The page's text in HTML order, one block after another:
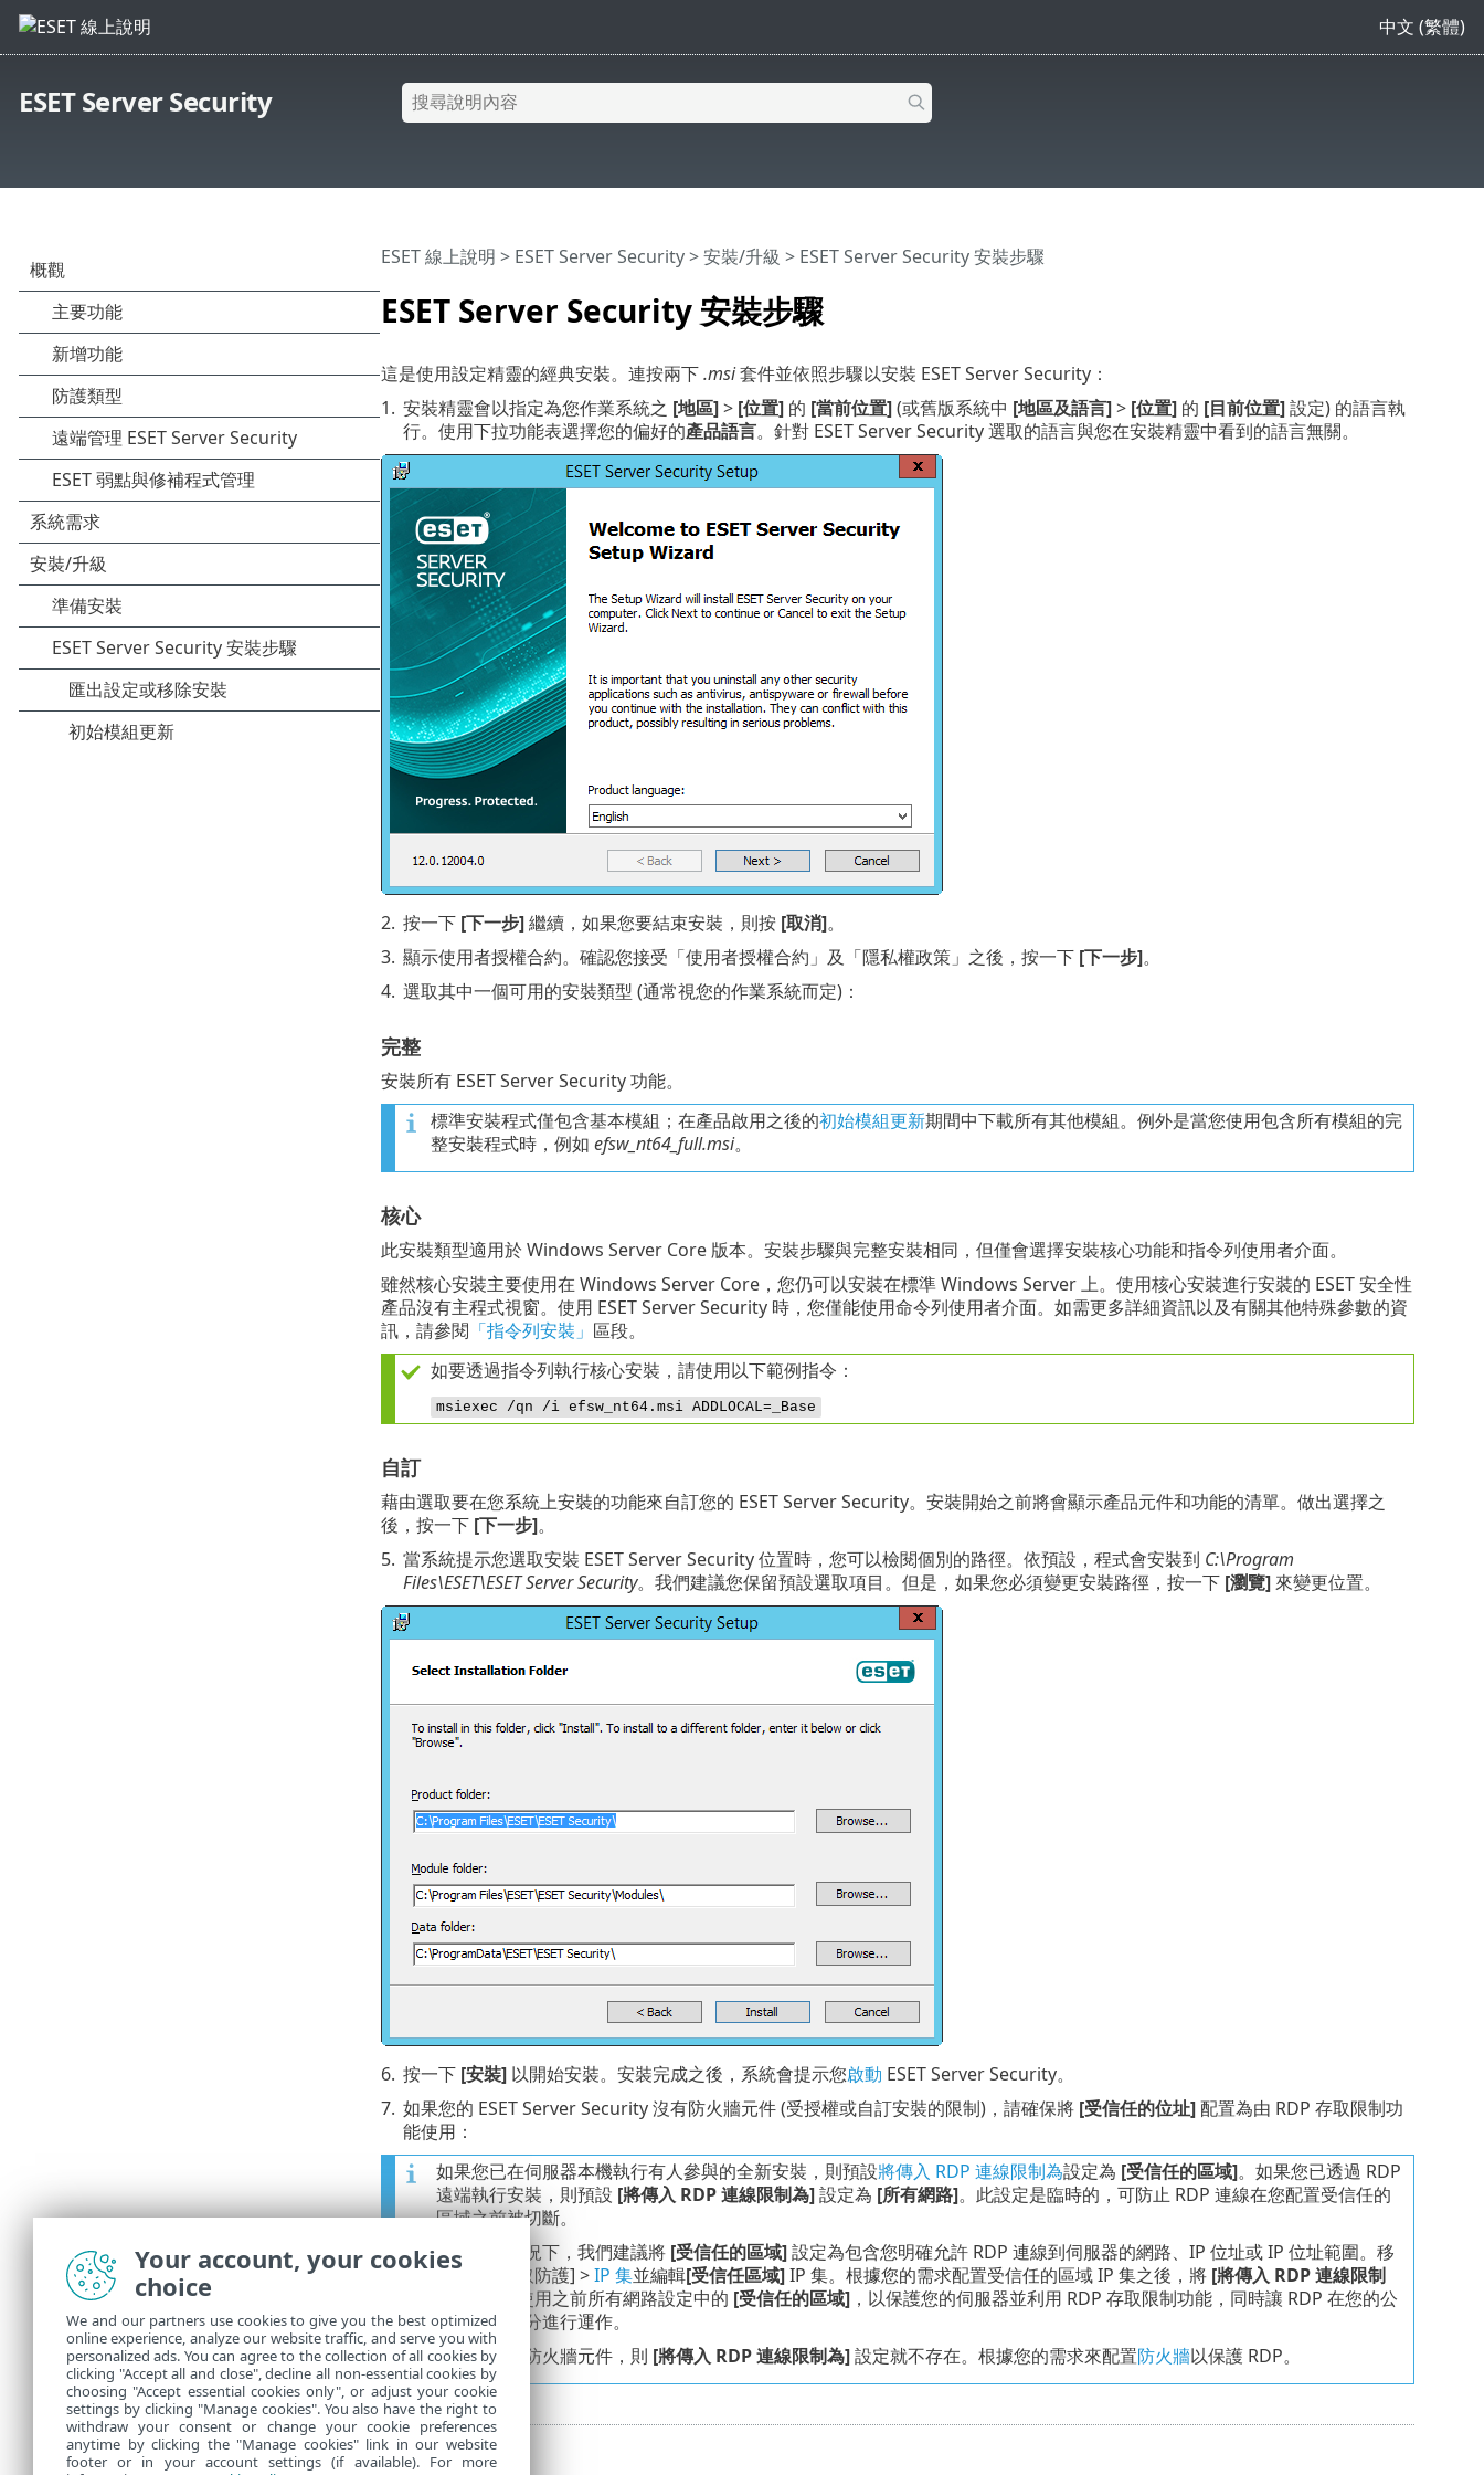
中文 (繁體)
ESET Server Security
ESET Server Security 安裝步驟
ESET 線上說明 > ESET Server Security>安裝/升級 > ESET Server Security 安裝步驟
這是使用設定精靈的經典安裝。連按兩下.msi套件並依照步驟以安裝 ESET Server Security：
1. 安裝精靈會以指定為您作業系統之 [地區]> [位置]的 [當前位置](或舊版系統中 [地區及語言]> [位置]的 [目前位置]設定) 的語言執
行。使用下拉功能表選擇您的偏好的產品語言。針對 ESET Server Security 選取的語言與您在安裝精靈中看到的語言無關。
2. 按一下 [下一步]繼續，如果您要結束安裝，則按 [取消]。
3. 顯示使用者授權合約。確認您接受「使用者授權合約」及「隱私權政策」之後，按一下 [下一步]。
4. 選取其中一個可用的安裝類型 (通常視您的作業系統而定)：
完整
安裝所有 ESET Server Security 功能。
標準安裝程式僅包含基本模組；在產品啟用之後的初始模組更新期間中下載所有其他模組。例外是當您使用包含所有模組的完
整安裝程式時，例如 efsw_nt64_full.msi。
核心
此安裝類型適用於 Windows Server Core 版本。安裝步驟與完整安裝相同，但僅會選擇安裝核心功能和指令列使用者介面。
雖然核心安裝主要使用在 Windows Server Core，您仍可以安裝在標準 Windows Server 上。使用核心安裝進行安裝的 ESET 安全性
產品沒有主程式視窗。使用 ESET Server Security 時，您僅能使用命令列使用者介面。如需更多詳細資訊以及有關其他特殊參數的資
訊，請參閱 「指令列安裝」 區段。
如要透過指令列執行核心安裝，請使用以下範例指令：
msiexec /qn /i efsw_nt64.msi ADDLOCAL=_Base
自訂
藉由選取要在您系統上安裝的功能來自訂您的 ESET Server Security。安裝開始之前將會顯示產品元件和功能的清單。做出選擇之
後，按一下 [下一步]。
5. 當系統提示您選取安裝 ESET Server Security 位置時，您可以檢閱個別的路徑。依預設，程式會安裝到 C:\Program
Files\ESET\ESET Server Security。我們建議您保留預設選取項目。但是，如果您必須變更安裝路徑，按一下 [瀏覽]來變更位置。
6. 按一下 [安裝]以開始安裝。安裝完成之後，系統會提示您啟動 ESET Server Security。
7. 如果您的 ESET Server Security 沒有防火牆元件 (受授權或自訂安裝的限制)，請確保將 [受信任的位址]配置為由 RDP 存取限制功
能使用：
如果您已在伺服器本機執行有人參與的全新安裝，則預設將傳入 RDP 連線限制為設定為 [受信任的區域]。如果您已透過 RDP
遠端執行安裝，則預設 [將傳入 RDP 連線限制為]設定為 [所有網路]。此設定是臨時的，可防止 RDP 連線在您配置受信任的
區域之前被切斷。
在這兩種情況下，我們建議將 [受信任的區域]設定為包含您明確允許 RDP 連線到伺服器的網路、IP 位址或 IP 位址範圍。移
至 [網路存取防護] >IP 集並編輯[受信任區域]IP 集。根據您的需求配置受信任的區域 IP 集之後，將 [將傳入 RDP 連線限制
變更為使用之前所有網路設定中的 [受信任的區域]，以保護您的伺服器並利用 RDP 存取限制功能，同時讓 RDP 在您的公
司網路中充分進行運作。
如果您使用防火牆元件，則 [將傳入 RDP 連線限制為]設定就不存在。根據您的需求來配置防火牆以保護 RDP。
Your account, your cookies
choice
We and our partners use cookies to give you the best optimized
online experience, analyze our website traffic, and serve you with
personalized ads. You can agree to the collection of all cookies by
clicking "Accept all and close", decline all non-essential cookies by
choosing "Accept essential cookies only", or adjust your cookie
settings by clicking "Manage cookies". You also have the right to
withdraw your consent or change your cookie preferences
anytime by clicking the "Manage cookies" link in our website
footer or in your account settings (if available). For more